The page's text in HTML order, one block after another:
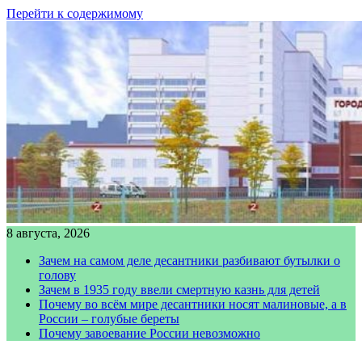
Перейти к содержимому
8 августа, 2026
Зачем на самом деле десантники разбивают бутылки о
голову
Зачем в 1935 году ввели смертную казнь для детей
Почему во всём мире десантники носят малиновые, а в
России – голубые береты
Почему завоевание России невозможно